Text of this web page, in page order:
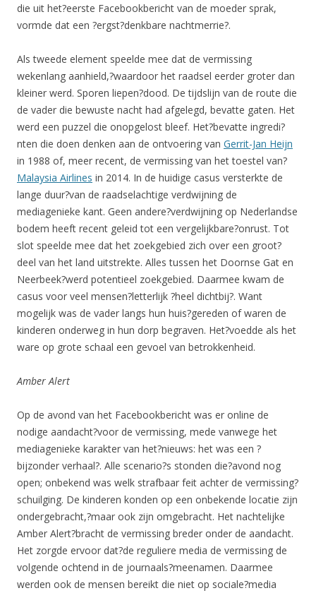
die uit het?eerste Facebookbericht van de moeder sprak,
vormde dat een ?ergst?denkbare nachtmerrie?.
Als tweede element speelde mee dat de vermissing
wekenlang aanhield,?waardoor het raadsel eerder groter dan
kleiner werd. Sporen liepen?dood. De tijdslijn van de route die
de vader die bewuste nacht had afgelegd, bevatte gaten. Het
werd een puzzel die onopgelost bleef. Het?bevatte ingredi?
nten die doen denken aan de ontvoering van Gerrit-Jan Heijn
in 1988 of, meer recent, de vermissing van het toestel van?
Malaysia Airlines in 2014. In de huidige casus versterkte de
lange duur?van de raadselachtige verdwijning de
mediagenieke kant. Geen andere?verdwijning op Nederlandse
bodem heeft recent geleid tot een vergelijkbare?onrust. Tot
slot speelde mee dat het zoekgebied zich over een groot?
deel van het land uitstrekte. Alles tussen het Doornse Gat en
Neerbeek?werd potentieel zoekgebied. Daarmee kwam de
casus voor veel mensen?letterlijk ?heel dichtbij?. Want
mogelijk was de vader langs hun huis?gereden of waren de
kinderen onderweg in hun dorp begraven. Het?voedde als het
ware op grote schaal een gevoel van betrokkenheid.
Amber Alert
Op de avond van het Facebookbericht was er online de
nodige aandacht?voor de vermissing, mede vanwege het
mediagenieke karakter van het?nieuws: het was een ?
bijzonder verhaal?. Alle scenario?s stonden die?avond nog
open; onbekend was welk strafbaar feit achter de vermissing?
schuilging. De kinderen konden op een onbekende locatie zijn
ondergebracht,?maar ook zijn omgebracht. Het nachtelijke
Amber Alert?bracht de vermissing breder onder de aandacht.
Het zorgde ervoor dat?de reguliere media de vermissing de
volgende ochtend in de journaals?meenamen. Daarmee
werden ook de mensen bereikt die niet op sociale?media